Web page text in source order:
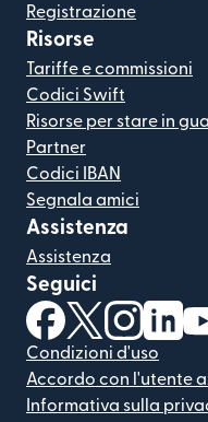
Registrazione
Risorse
Tariffe e commissioni
Codici Swift
Risorse per stare in
Partner
Codici IBAN
Segnala amici
Assistenza
Assistenza
Seguici
(si apre in una
(si apre in
(si apre
(si
Condizioni d'uso
Accordo con l'utente
Informativa sulla